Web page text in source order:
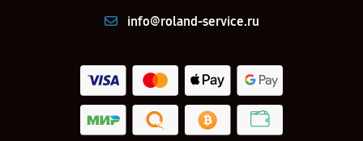
info@roland-service.ru